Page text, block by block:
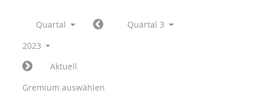
Quartal
Quartal 3
2023
Aktuell
Gremium auswählen